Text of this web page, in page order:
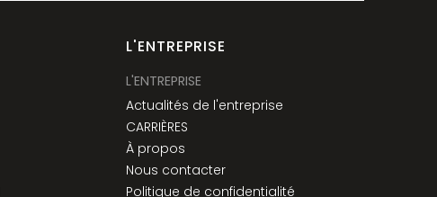
L'ENTREPRISE
L'ENTREPRISE
Actualités de l'entreprise
CARRIÈRES
À propos
Nous contacter
Politique de confidentialité